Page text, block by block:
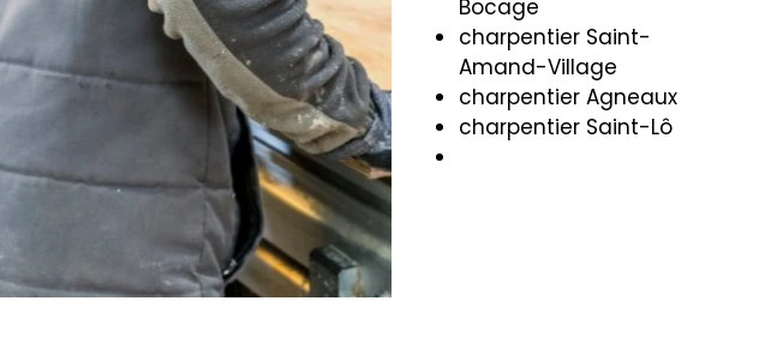
Bocage
charpentier Saint-
Amand-Village
charpentier Agneaux
charpentier Saint-Lô